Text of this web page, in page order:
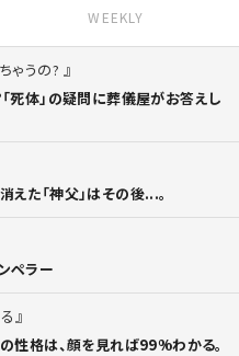
WEEKLY
ゃうの?
死体」の疑問に葬儀屋がお答えし
た「神父」はその後...。
ペラー
性格は、顔を見れば99%わかる。